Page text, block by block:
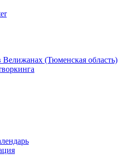
(Тюменская область)